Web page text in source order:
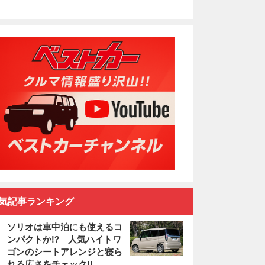
記事ランキング
ソリオは車中泊にも使えるコ
ンパクトか!? 人気ハイトワ
ゴンのシートアレンジと寝ら